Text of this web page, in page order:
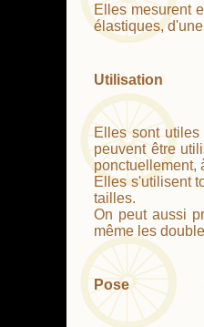
Elles mesurent
élastiques,
Utilisation
Elles sont utiles
peuvent être
ponctuellement,
Elles s'utilisent
tailles.
On peut aussi
même les
Pose